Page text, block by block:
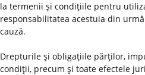
la termenii şi condiţiile pentru
responsabilitatea acestuia din
cauză.
Drepturile şi obligaţiile părţilor,
condiţii, precum şi toate efectele